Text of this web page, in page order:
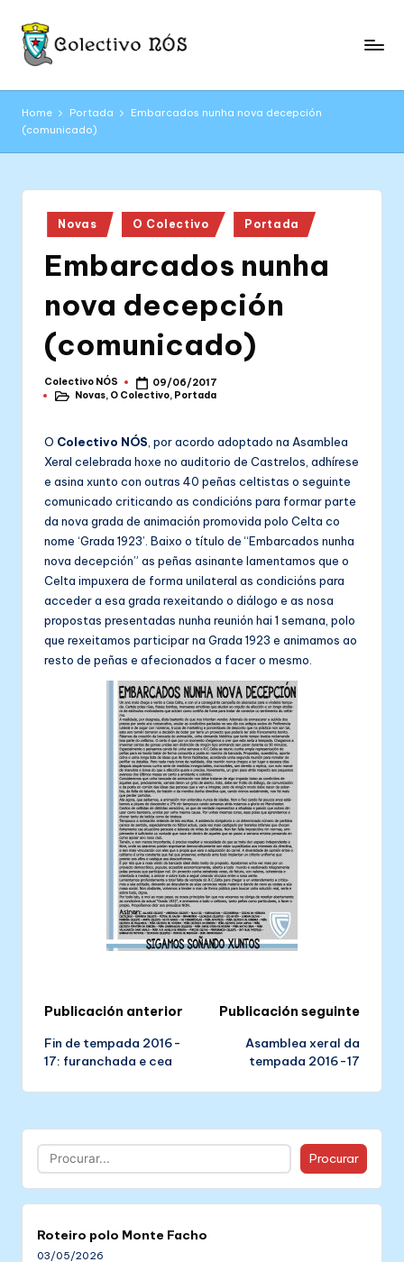
Skip
o
l
c
oficial
Home Portada
Embarcados nunha nova decepción
(comunicado)
Posted
in
Novas O Colectivo Portada
Embarcados nunha
nova decepción
(comunicado)
Posted
by
Colectivo NÓS
09/06/2017
PostedNovas, O Colectivo, Portada
O Colectivo NÓS , por acordo adoptado na Asamblea
Xeral celebrada hoxe no auditorio de Castrelos, adhírese
e asina xunto con outras 40 peñas celtistas o seguinte
comunicado criticando as condicións para formar parte
da nova grada de animación promovida polo Celta co
nome ‘Grada 1923’. Baixo o título de “Embarcados nunha
nova decepción” as peñas asinante lamentamos que o
Celta impuxera de forma unilateral as condicións para
acceder a esa grada rexeitando o diálogo e as nosa
propostas presentadas nunha reunión hai 1 semana, polo
que rexeitamos participar na Grada 1923 e animamos ao
resto de peñas e afecionados a facer o mesmo.
Post
navigation
Publicación anterior
Fin de tempada 2016-
17: furanchada e cea
Publicación seguinte
Asamblea xeral da
tempada 2016-17
Buscar Procurar
Roteiro polo Monte Facho
03/05/2026